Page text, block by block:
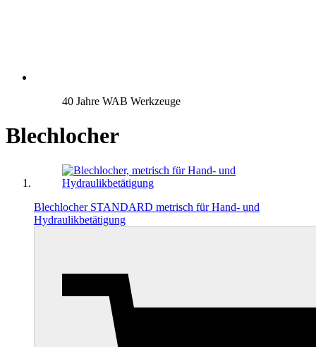
40 Jahre WAB Werkzeuge
Blechlocher
Blechlocher STANDARD metrisch für Hand- und
Hydraulikbetätigung